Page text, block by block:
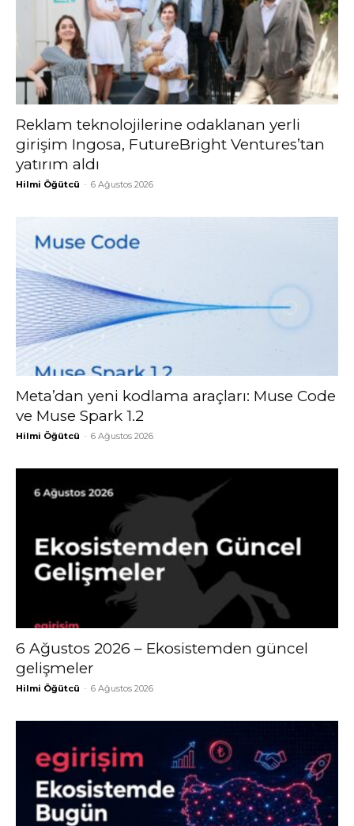
Reklam teknolojilerine odaklanan yerli
girişim Ingosa, FutureBright Ventures’tan
yatırım aldı
Hilmi Öğütcü - 6 Ağustos 2026
Meta’dan yeni kodlama araçları: Muse Code
ve Muse Spark 1.2
Hilmi Öğütcü - 6 Ağustos 2026
6 Ağustos 2026 – Ekosistemden güncel
gelişmeler
Hilmi Öğütcü - 6 Ağustos 2026